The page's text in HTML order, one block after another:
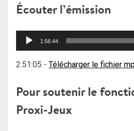
Écouter l’émission
Lecteur
1:56:44
2:51:05 - Télécharger le fichier
Pour soutenir le
Proxi-Jeux